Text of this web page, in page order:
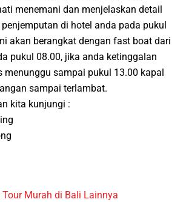
menemani dan menjelaskan detail
di hotel anda pada pukul
akan berangkat dengan fast boat dari
pukul 08.00, jika anda ketinggalan
menunggu sampai pukul 13.00 kapal
sampai terlambat.
kita kunjungi :
Tour Murah di Bali Lainnya